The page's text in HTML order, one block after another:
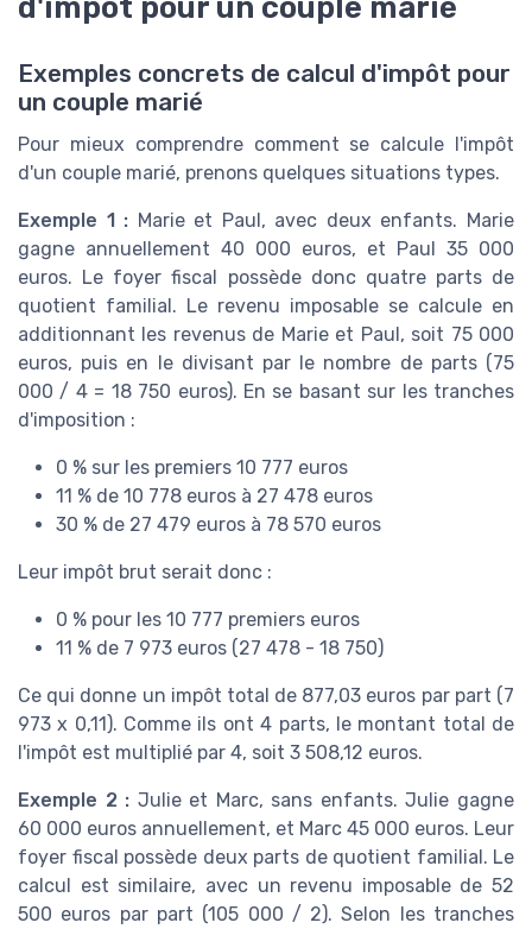
Exemples concrets de calcul d'impôt pour
un couple marié
Pour mieux comprendre comment se calcule l'impôt
d'un couple marié, prenons quelques situations types.
Exemple 1 : Marie et Paul, avec deux enfants. Marie
gagne annuellement 40 000 euros, et Paul 35 000
euros. Le foyer fiscal possède donc quatre parts de
quotient familial. Le revenu imposable se calcule en
additionnant les revenus de Marie et Paul, soit 75 000
euros, puis en le divisant par le nombre de parts (75
000 / 4 = 18 750 euros). En se basant sur les tranches
d'imposition :
0 % sur les premiers 10 777 euros
11 % de 10 778 euros à 27 478 euros
30 % de 27 479 euros à 78 570 euros
Leur impôt brut serait donc :
0 % pour les 10 777 premiers euros
11 % de 7 973 euros (27 478 - 18 750)
Ce qui donne un impôt total de 877,03 euros par part (7
973 x 0,11). Comme ils ont 4 parts, le montant total de
l'impôt est multiplié par 4, soit 3 508,12 euros.
Exemple 2 : Julie et Marc, sans enfants. Julie gagne
60 000 euros annuellement, et Marc 45 000 euros. Leur
foyer fiscal possède deux parts de quotient familial. Le
calcul est similaire, avec un revenu imposable de 52
500 euros par part (105 000 / 2). Selon les tranches